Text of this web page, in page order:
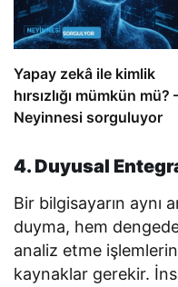
Yapay zekâ ile kimlik
hırsızlığı mümkün mü?
Neyinnesi sorguluyor
4. Duyusal
Bir bilgisayarın aynı
duyma, hem
analiz etme
kaynaklar gerekir.